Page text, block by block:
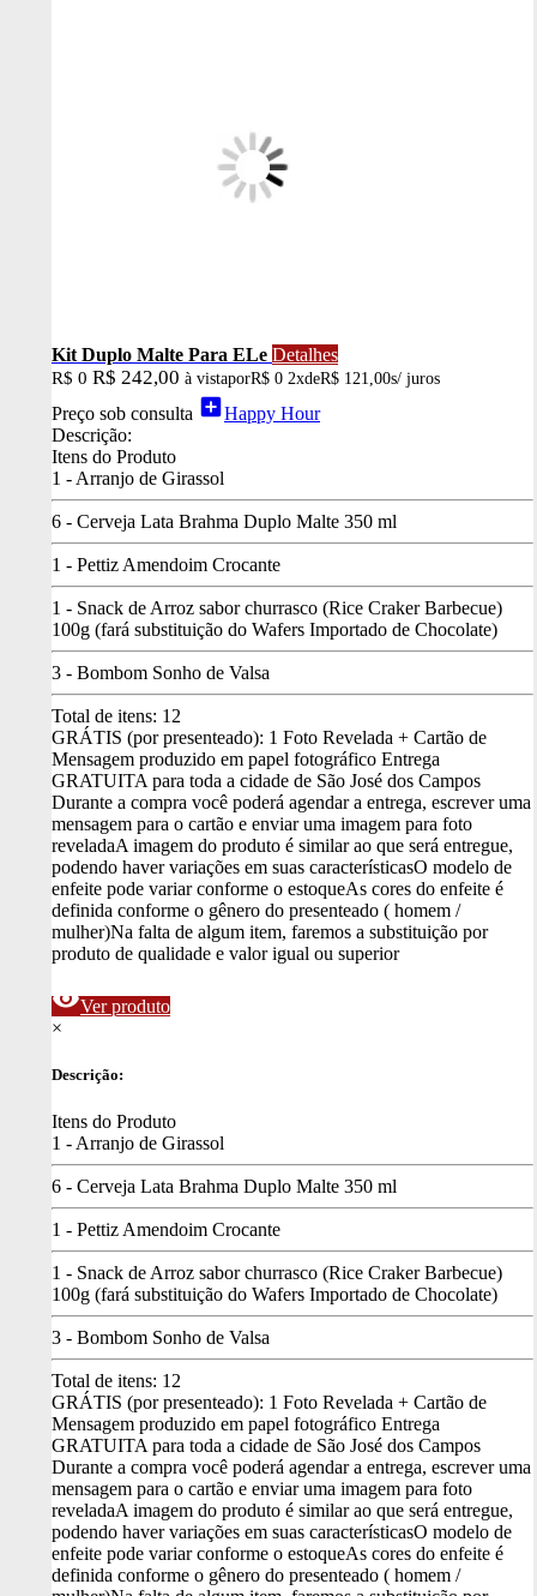
Kit Duplo Malte Para ELe Detalhes
R$ 0 R$ 242,00 à vistaporR$ 0 2xdeR$ 121,00s/ juros
Preço sob consulta add_boxHappy Hour
Descrição:
Itens do Produto
1 - Arranjo de Girassol
6 - Cerveja Lata Brahma Duplo Malte 350 ml
1 - Pettiz Amendoim Crocante
1 - Snack de Arroz sabor churrasco (Rice Craker Barbecue)
100g (fará substituição do Wafers Importado de Chocolate)
3 - Bombom Sonho de Valsa
Total de itens: 12
GRÁTIS (por presenteado): 1 Foto Revelada + Cartão de
Mensagem produzido em papel fotográfico Entrega
GRATUITA para toda a cidade de São José dos Campos
Durante a compra você poderá agendar a entrega, escrever uma
mensagem para o cartão e enviar uma imagem para foto
reveladaA imagem do produto é similar ao que será entregue,
podendo haver variações em suas característicasO modelo de
enfeite pode variar conforme o estoqueAs cores do enfeite é
definida conforme o gênero do presenteado ( homem /
mulher)Na falta de algum item, faremos a substituição por
produto de qualidade e valor igual ou superior
visibilityVer produto
×
Descrição:
Itens do Produto
1 - Arranjo de Girassol
6 - Cerveja Lata Brahma Duplo Malte 350 ml
1 - Pettiz Amendoim Crocante
1 - Snack de Arroz sabor churrasco (Rice Craker Barbecue)
100g (fará substituição do Wafers Importado de Chocolate)
3 - Bombom Sonho de Valsa
Total de itens: 12
GRÁTIS (por presenteado): 1 Foto Revelada + Cartão de
Mensagem produzido em papel fotográfico Entrega
GRATUITA para toda a cidade de São José dos Campos
Durante a compra você poderá agendar a entrega, escrever uma
mensagem para o cartão e enviar uma imagem para foto
reveladaA imagem do produto é similar ao que será entregue,
podendo haver variações em suas característicasO modelo de
enfeite pode variar conforme o estoqueAs cores do enfeite é
definida conforme o gênero do presenteado ( homem /